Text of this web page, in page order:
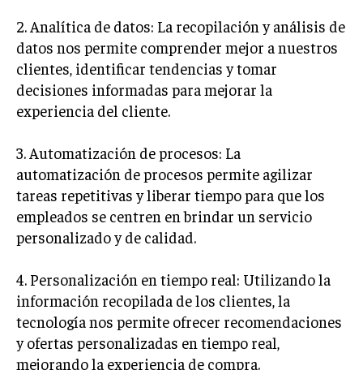
GESTIÓN DE PROYECTOS
GESTIÓN DE OPERACIONES Y CADENA DE
SUMINISTRO
LOGÍSTICA EMPRESARIAL
TALENTOS
RECURSOS HUMANOS Y GESTIÓN DEL
TALENTO
COMPENSACIÓN Y BENEFICIOS
DESARROLLO DE PERSONAL
GESTIÓN DEL DESEMPEÑO
CULTURA Y CLIMA ORGANIZACIONAL
2. Analítica de datos: La recopilación y análisis de
datos nos permite comprender mejor a nuestros
clientes, identificar tendencias y tomar
decisiones informadas para mejorar la
experiencia del cliente.
3. Automatización de procesos: La
automatización de procesos permite agilizar
tareas repetitivas y liberar tiempo para que los
empleados se centren en brindar un servicio
personalizado y de calidad.
4. Personalización en tiempo real: Utilizando la
información recopilada de los clientes, la
tecnología nos permite ofrecer recomendaciones
y ofertas personalizadas en tiempo real,
mejorando la experiencia de compra.